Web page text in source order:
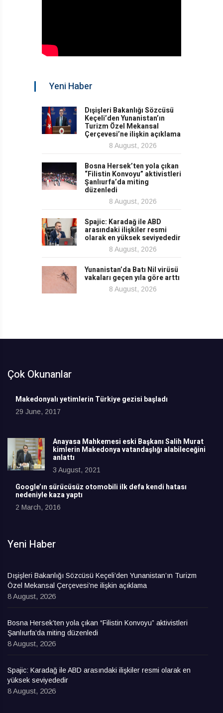
Yeni Haber
Dışişleri Bakanlığı Sözcüsü
Keçeli’den Yunanistan’ın
Turizm Özel Mekansal
Çerçevesi’ne ilişkin açıklama
8 August, 2026
Bosna Hersek’ten yola çıkan
“Filistin Konvoyu” aktivistleri
Şanlıurfa’da miting
düzenledi
8 August, 2026
Spajic: Karadağ ile ABD
arasındaki ilişkiler resmi
olarak en yüksek seviyededir
8 August, 2026
Yunanistan’da Batı Nil virüsü
vakaları geçen yıla göre arttı
8 August, 2026
Çok Okunanlar
Makedonyalı yetimlerin Türkiye gezisi başladı
29 June, 2017
Anayasa Mahkemesi eski Başkanı Salih Murat
kimlerin Makedonya vatandaşlığı alabileceğini
anlattı
3 August, 2021
Google’ın sürücüsüz otomobili ilk defa kendi hatası
nedeniyle kaza yaptı
2 March, 2016
Yeni Haber
Dışişleri Bakanlığı Sözcüsü Keçeli’den Yunanistan’ın Turizm
Özel Mekansal Çerçevesi’ne ilişkin açıklama
8 August, 2026
Bosna Hersek’ten yola çıkan “Filistin Konvoyu” aktivistleri
Şanlıurfa’da miting düzenledi
8 August, 2026
Spajic: Karadağ ile ABD arasındaki ilişkiler resmi olarak en
yüksek seviyededir
8 August, 2026